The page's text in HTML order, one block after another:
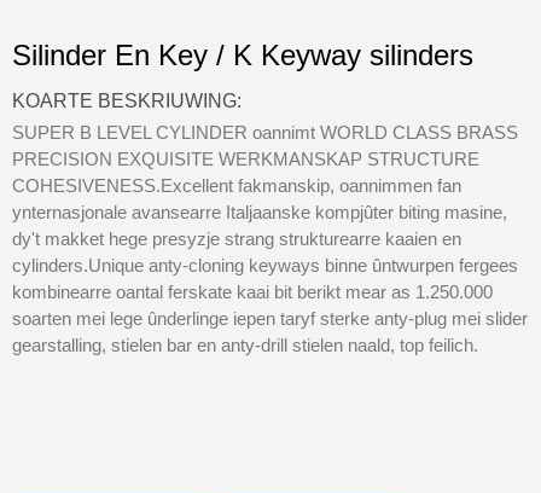
Silinder En Key / K Keyway silinders
KOARTE BESKRIUWING:
SUPER B LEVEL CYLINDER oannimt WORLD CLASS BRASS
PRECISION EXQUISITE WERKMANSKAP STRUCTURE
COHESIVENESS.Excellent fakmanskip, oannimmen fan
ynternasjonale avansearre Italjaanske kompjûter biting masine,
dy't makket hege presyzje strang strukturearre kaaien en
cylinders.Unique anty-cloning keyways binne ûntwurpen fergees
kombinearre oantal ferskate kaai bit berikt mear as 1.250.000
soarten mei lege ûnderlinge iepen taryf sterke anty-plug mei slider
gearstalling, stielen bar en anty-drill stielen naald, top feilich.